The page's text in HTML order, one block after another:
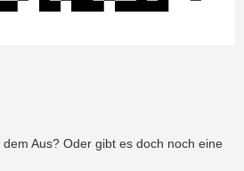
Aus? Oder gibt es doch noch eine